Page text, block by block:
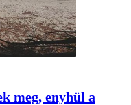
meg, enyhül a